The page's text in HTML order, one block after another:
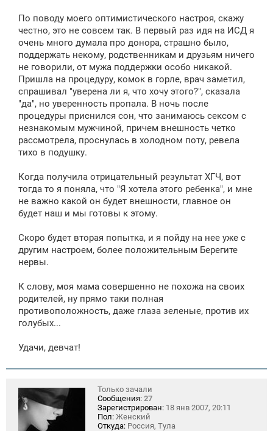
По поводу моего оптимистического настроя, скажу
честно, это не совсем так. В первый раз идя на ИСД я
очень много думала про донора, страшно было,
поддержать некому, родственникам и друзьям ничего
не говорили, от мужа поддержки особо никакой.
Пришла на процедуру, комок в горле, врач заметил,
спрашивал "уверена ли я, что хочу этого?", сказала
"да", но уверенность пропала. В ночь после
процедуры приснился сон, что занимаюсь сексом с
незнакомым мужчиной, причем внешность четко
рассмотрела, проснулась в холодном поту, ревела
тихо в подушку.
Когда получила отрицательный результат ХГЧ, вот
тогда то я поняла, что "Я хотела этого ребенка", и мне
не важно какой он будет внешности, главное он
будет наш и мы готовы к этому.
Скоро будет вторая попытка, и я пойду на нее уже с
другим настроем, более положительным Берегите
нервы.
К слову, моя мама совершенно не похожа на своих
родителей, ну прямо таки полная
противоположность, даже глаза зеленые, против их
голубых...
Удачи, девчат!
Только зачали
Сообщения: 27
Зарегистрирован: 18 янв 2007, 20:11
Пол: Женский
Откуда: Россия, Тула